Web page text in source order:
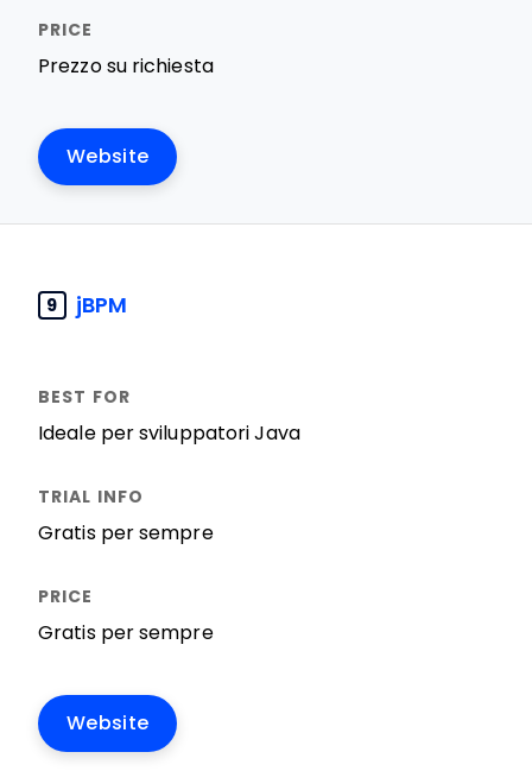
Prezzo su richiesta
Website
9 jBPM
Ideale per sviluppatori Java
Gratis per sempre
Gratis per sempre
Website